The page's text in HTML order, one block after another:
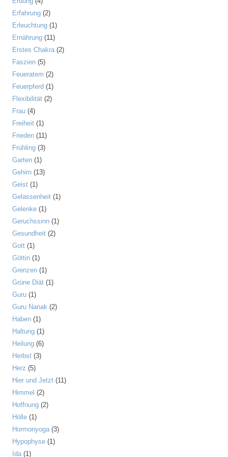
Erfahrung (2)
Erleuchtung (1)
Ernährung (11)
Erstes Chakra(2)
Faszien (5)
Feueratem (2)
Feuerpferd (1)
Flexibilität (2)
Frau (4)
Freiheit (1)
Frieden (11)
Frühling (3)
Garten (1)
Gehirn (13)
Geist (1)
Gelassenheit (1)
Gelenke (1)
Geruchssinn (1)
Gesundheit (2)
Gott (1)
Göttin (1)
Grenzen (1)
Grüne Diät (1)
Guru (1)
Guru Nanak (2)
Haben (1)
Haltung (1)
Heilung (6)
Herbst (3)
Herz (5)
Hier und Jetzt (11)
Himmel (2)
Hoffnung (2)
Hölle (1)
Hormonyoga(3)
Hypophyse (1)
Ida(1)